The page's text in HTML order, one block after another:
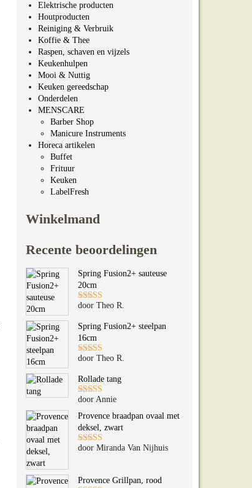
Elektrische producten
Houtproducten
Reiniging & Verbruik
Koffie & Thee
Raspen, schaven en vijzels
Keukenhulpen
Mooi & Nuttig
Keuken gereedschap
Onderdelen
MENSCARE
Barber Shop
Manicure Instruments
Horeca artikelen
Buffet
Frituur
Keuken
LabelFresh
Winkelmand
Recente beoordelingen
Spring Fusion2+ sauteuse
20cm
Gewaardeerd
door Theo R.
Spring Fusion2+ steelpan
16cm
Gewaardeerd
door Theo R.
Rollade tang
Gewaardeerd
5uit 5
door Annie
Provence braadpan ovaal met
deksel, zwart
Gewaardeerd
door Miranda Van Nijhuis
Provence Grillpan, rood